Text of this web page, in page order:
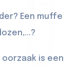
Een muffe
oorzaak is een